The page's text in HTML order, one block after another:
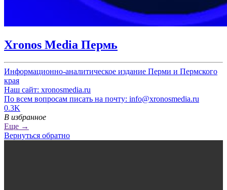
Xronos Media Пермь
Информационно-аналитическое издание Перми и Пермского
края
Наш сайт: xronosmedia.ru
По всем вопросам писать на почту: info@xronosmedia.ru
0.3K
В избранное
Еще →
Вернуться обратно